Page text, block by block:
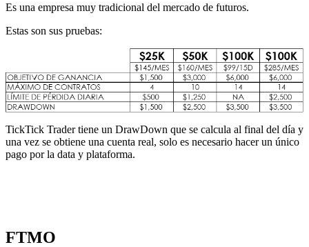
Es una empresa muy tradicional del mercado de futuros.
Estas son sus pruebas:
TickTick Trader tiene un DrawDown que se calcula al final del día y
una vez se obtiene una cuenta real, solo es necesario hacer un único
pago por la data y plataforma.
FTMO